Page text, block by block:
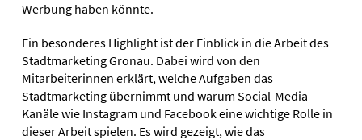
Werbung haben könnte.
Ein besonderes Highlight ist der Einblick in die Arbeit des
Stadtmarketing Gronau. Dabei wird von den
Mitarbeiterinnen erklärt, welche Aufgaben das
Stadtmarketing übernimmt und warum Social-Media-
Kanäle wie Instagram und Facebook eine wichtige Rolle in
dieser Arbeit spielen. Es wird gezeigt, wie das